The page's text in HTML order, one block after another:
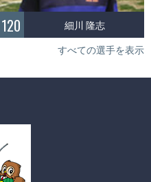
120 細川 隆志
すべての選手を表示